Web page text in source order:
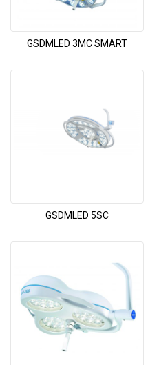
GSDMLED 3MC SMART
GSDMLED 5SC